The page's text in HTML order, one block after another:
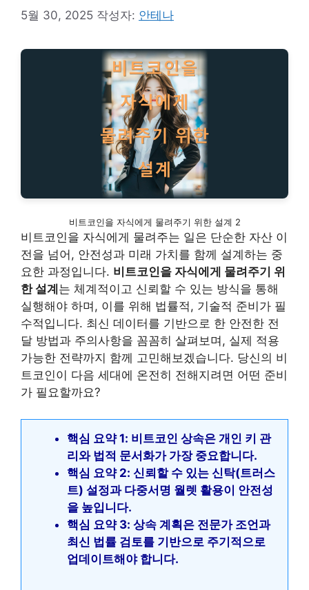
5월 30, 2025 작성자: 안테나
비트코인을 자식에게 물려주기 위한 설계 2
비트코인을 자식에게 물려주는 일은 단순한 자산 이
전을 넘어, 안전성과 미래 가치를 함께 설계하는 중
요한 과정입니다. 비트코인을 자식에게 물려주기 위
한 설계 는 체계적이고 신뢰할 수 있는 방식을 통해
실행해야 하며, 이를 위해 법률적, 기술적 준비가 필
수적입니다. 최신 데이터를 기반으로 한 안전한 전
달 방법과 주의사항을 꼼꼼히 살펴보며, 실제 적용
가능한 전략까지 함께 고민해보겠습니다. 당신의 비
트코인이 다음 세대에 온전히 전해지려면 어떤 준비
가 필요할까요?
핵심 요약 1: 비트코인 상속은 개인 키 관
리와 법적 문서화가 가장 중요합니다.
핵심 요약 2: 신뢰할 수 있는 신탁(트러스
트) 설정과 다중서명 월렛 활용이 안전성
을 높입니다.
핵심 요약 3: 상속 계획은 전문가 조언과
최신 법률 검토를 기반으로 주기적으로
업데이트해야 합니다.